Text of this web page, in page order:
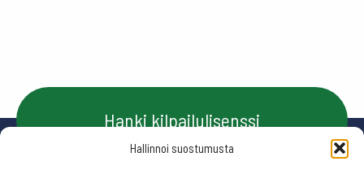
Hallinnoi suostumusta
Hanki kilpailulisenssi